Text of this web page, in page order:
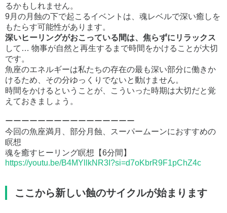
るかもしれません。
9月の月蝕の下で起こるイベントは、魂レベルで深い癒しを
もたらす可能性があります。
深いヒーリングがおこっている間は、焦らずにリラックス
して… 物事が自然と再生するまで時間をかけることが大切
です。
魚座のエネルギーは私たちの存在の最も深い部分に働きか
けるため、その分ゆっくりでないと動けません。
時間をかけるということが、こういった時期は大切だと覚
えておきましょう。
ーーーーーーーーーーーーーーーー
今回の魚座満月、部分月蝕、スーパームーンにおすすめの
瞑想
魂を癒すヒーリング瞑想【6分間】
https://youtu.be/B4MYllkNR3I?si=d7oKbrR9F1pChZ4c
ここから新しい蝕のサイクルが始まります